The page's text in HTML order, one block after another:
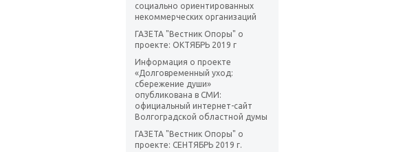
социально ориентированных
некоммерческих организаций
ГАЗЕТА "Вестник Опоры" о
проекте: ОКТЯБРЬ 2019 г
Информация о проекте
«Долговременный уход:
сбережение души»
опубликована в СМИ:
официальный интернет-сайт
Волгоградской областной думы
ГАЗЕТА "Вестник Опоры" о
проекте: СЕНТЯБРЬ 2019 г.